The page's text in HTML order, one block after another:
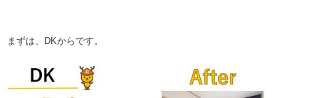
まずは、DKからです。